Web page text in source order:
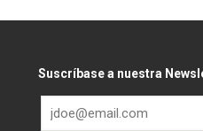
Suscríbase a nuestra